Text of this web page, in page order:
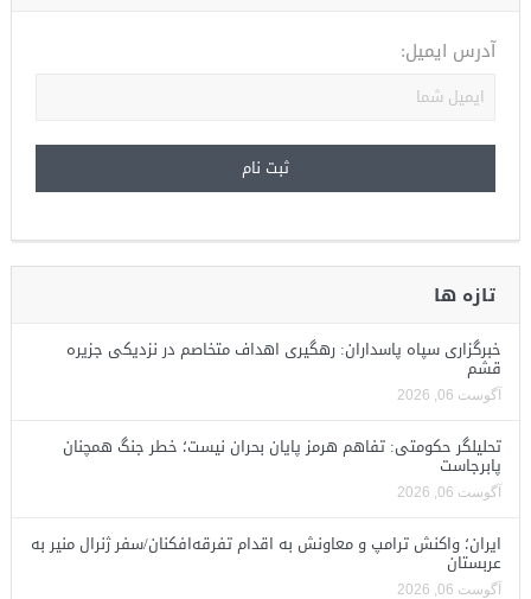
آدرس ایمیل:
تازه ها
خبرگزاری سپاه پاسداران: رهگیری اهداف متخاصم در نزدیکی جزیره
قشم
آگوست 06, 2026
تحلیلگر حکومتی: تفاهم هرمز پایان بحران نیست؛ خطر جنگ همچنان
پابرجاست
آگوست 06, 2026
ایران؛ واکنش ترامپ و معاونش به اقدام تفرقه‌افکنان/سفر ژنرال منیر به
عربستان
آگوست 06, 2026